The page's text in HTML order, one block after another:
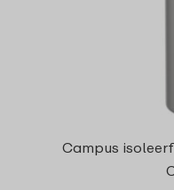
Campus